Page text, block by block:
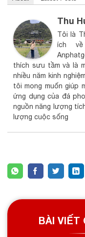
Thu
Tôi là
ích
thích sưu tầm và là
nhiều năm kinh
tôi mong muốn giúp
ứng dụng của đá
nguồn năng lượng
lượng cuộc sống
BÀI VIẾT